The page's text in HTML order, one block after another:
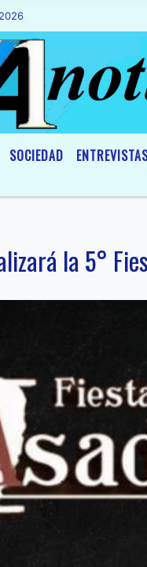
Hoy es Sábado 8 de Agosto
SOCIEDAD
la 5°